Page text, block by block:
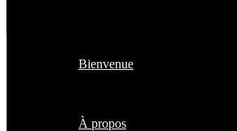
Bienvenue
À propos